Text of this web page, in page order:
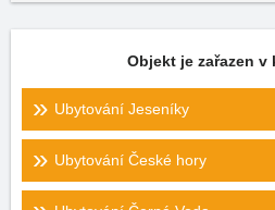
Objekt je zařazen v
Ubytování Jeseníky
Ubytování České hory